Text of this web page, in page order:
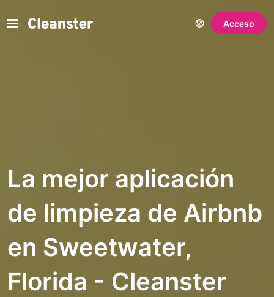
Acceso
La mejor aplicación
de limpieza de Airbnb
en Sweetwater,
Florida - Cleanster